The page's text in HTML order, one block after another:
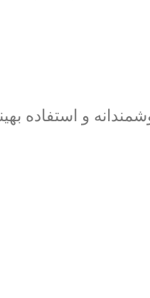
و استفاده بهینه